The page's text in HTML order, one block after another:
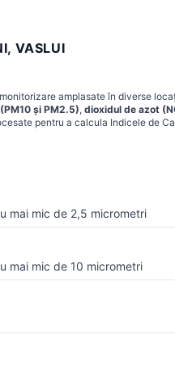
VASLUI
amplasate în diverse
și PM2.5), dioxidul de azot
pentru a calcula Indicele de
mai mic de 2,5 micrometri
mai mic de 10 micrometri